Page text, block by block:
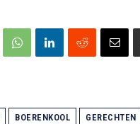
BOERENKOOL GERECHTEN